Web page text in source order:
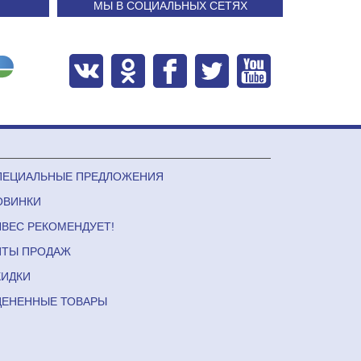
МЫ В СОЦИАЛЬНЫХ СЕТЯХ
ПРЕДЛОЖЕНИЯ
РЕКОМЕНДУЕТ!
ПРОДАЖ
ТОВАРЫ